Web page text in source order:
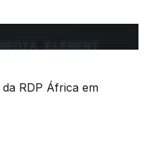
RDP África em